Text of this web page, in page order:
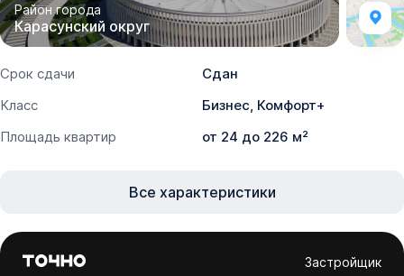
Район города
Карасунский округ
Срок сдачи
Сдан
Класс
Бизнес, Комфорт+
Площадь квартир
от 24 до 226 м²
Все характеристики
Застройщик